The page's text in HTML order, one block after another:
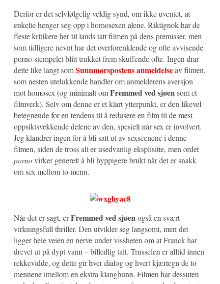
Derfor er det selvfølgelig veldig synd, om ikke uventet, at
enkelte henger seg opp i homosexen alene. Riktignok har de
fleste kritikere her til lands tatt filmen på dens premisser, men
som tidligere nevnt har det overforenklende og ofte avvisende
porno-stempelet blitt trukket frem skuffende ofte. Ingen drar
dette like langt somSunnmørspostens anmeldelseav filmen,
som nesten utelukkende handler om anmelderens aversjon
mot homosex (og minimalt omFremmed ved sjøensom et
filmverk). Selv om denne er et klart ytterpunkt, er den likevel
betegnende for en tendens til å redusere en film til de mest
oppsiktsvekkende delene av den, spesielt når sex er involvert.
Jeg klandrer ingen for å bli satt ut av sexscenene i denne
filmen, siden de tross alt er usedvanlig eksplisitte, men ordet
pornovirker generelt å bli hyppigere brukt når det er snakk
om sex mellom to menn.
Når det er sagt, erFremmed ved sjøenogså en svært
virkningsfull thriller. Den utvikler seg langsomt, men det
ligger hele veien en nerve under vissheten om at Franck har
drevet ut på dypt vann – billedlig talt. Trusselen er alltid innen
rekkevidde, og dette gir hver dialog og hvert kjærtegn de to
mennene imellom en ekstra klangbunn. Filmen har dessuten